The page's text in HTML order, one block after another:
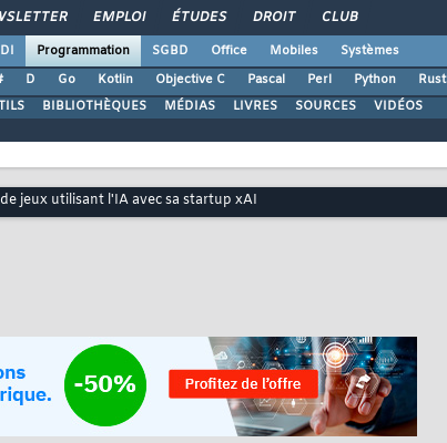
EMPLOI ÉTUDES DROIT CLUB
Programmation SGBD Office Mobiles
Systèmes
D Go Kotlin Objective C Pascal Perl Python Rust
BIBLIOTHÈQUES MÉDIAS LIVRES SOURCES VIDÉOS
jeux utilisant l'IA avec sa startup xAI